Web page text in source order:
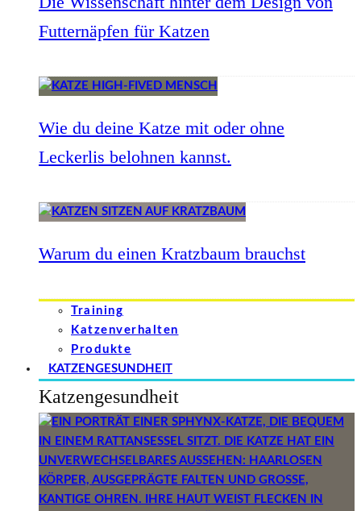
Futternäpfen für Katzen
Wie du deine Katze mit oder ohne
Leckerlis belohnen kannst.
Warum du einen Kratzbaum brauchst
Training
Katzenverhalten
Produkte
KATZENGESUNDHEIT
Katzengesundheit